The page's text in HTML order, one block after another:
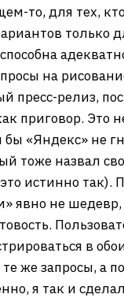
то, для тех,
только
на
пресс-релиз,
приговор. Это
«Яндекс» не
тоже назвал
истинно так).
явно не шедевр,
в
же запросы, а
я так и